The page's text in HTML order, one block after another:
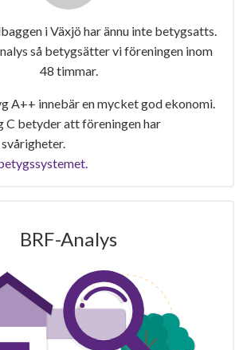
i Växjö har ännu inte betygsatts.
så betygsätter vi föreningen inom
48 timmar.
A++ innebär en mycket god ekonomi.
C betyder att föreningen har
BRF-Analys